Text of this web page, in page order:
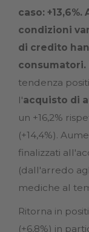
caso: +13,6%.
condizioni
di credito
consumatori.
tendenza
l'acquisto di
un +16,2%
(+14,4%).
finalizzati
(dall'arredo
mediche al
Ritorna in
(+6,8%) in